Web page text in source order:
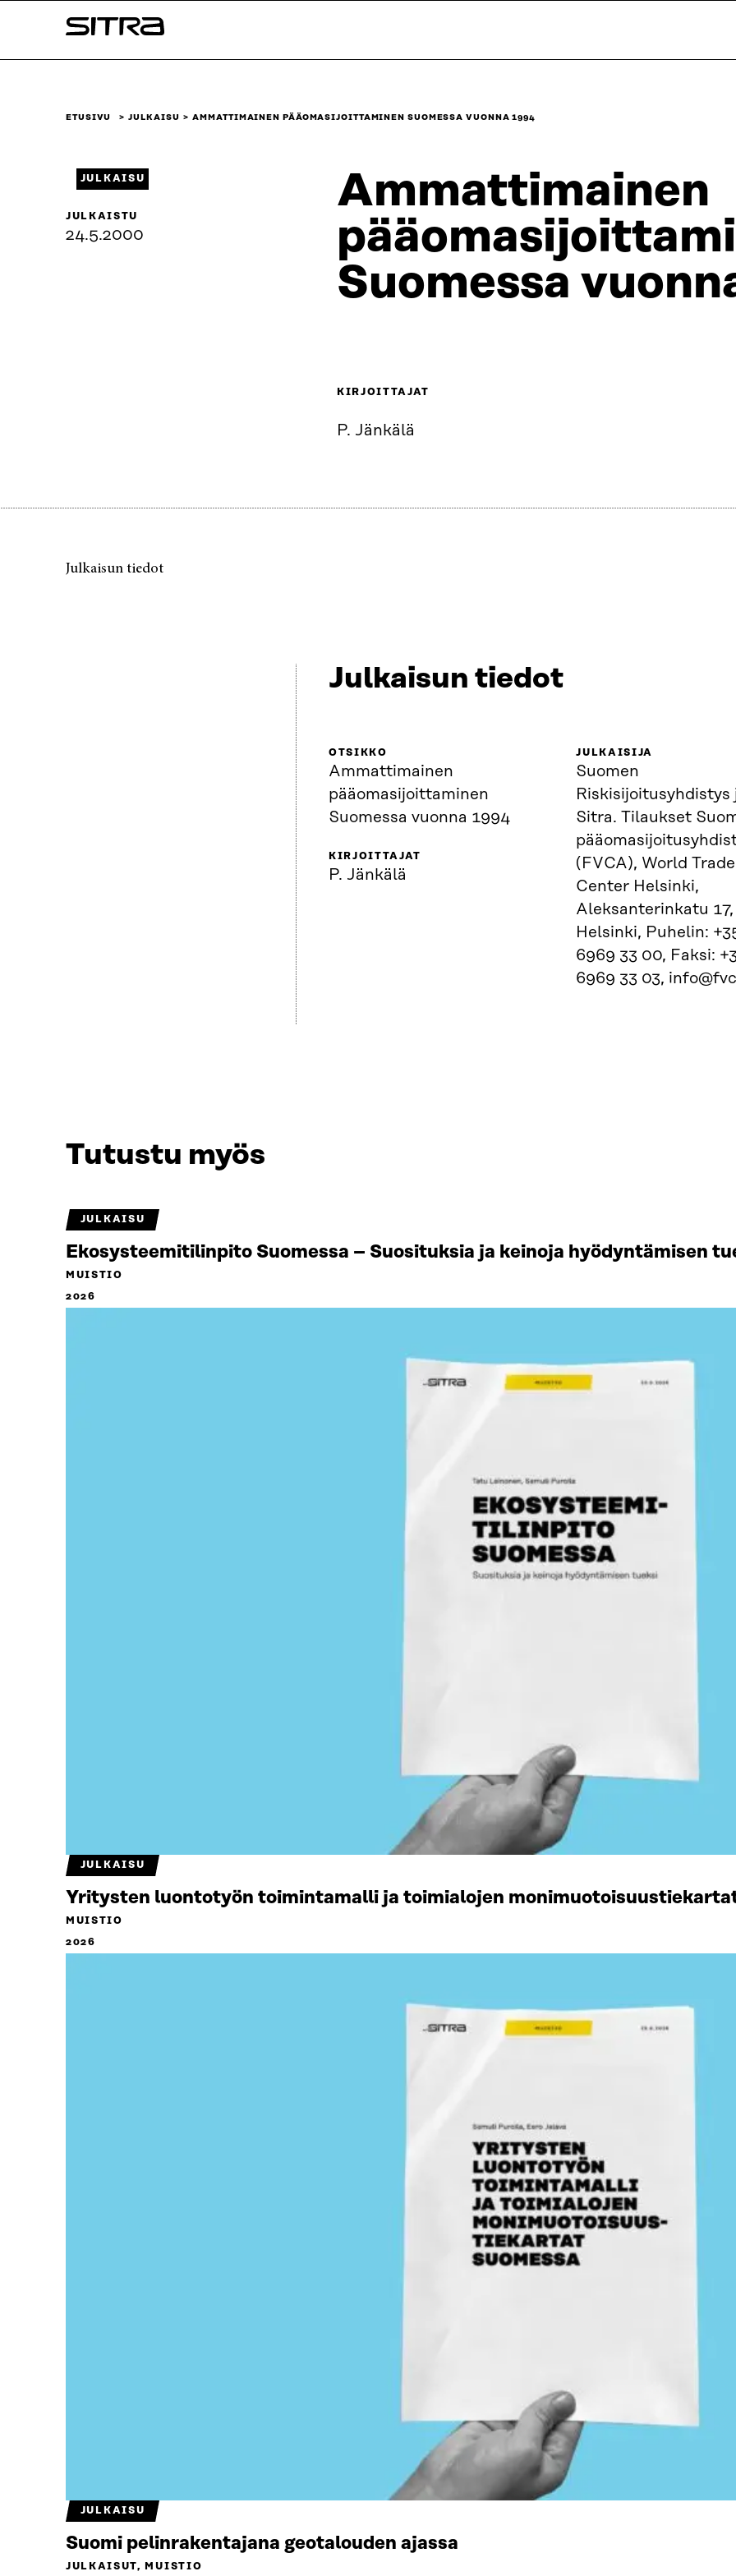
sisältöön
Sitra
ETUSIVU JULKAISU AMMATTIMAINEN PÄÄOMASIJOITTAMINEN SUOMESSA VUONNA 1994
Ammattimainen
Suomessa
JULKAISU
JULKAISTU
24.5.2000
KIRJOITTAJAT
P. Jänkälä
Julkaisun tiedot
Julkaisun tiedot
OTSIKKO
Ammattimainen
pääomasijoittaminen
Suomessa vuonna 1994
KIRJOITTAJAT
P. Jänkälä
JULKAISIJA
Suomen
Riskisijoitusyhdistys
Sitra. Tilaukset
(FVCA), World Trade
Center Helsinki,
Aleksanterinkatu
Helsinki, Puhelin:
6969 33 00, Faksi:
6969 33 03,
Tutustu myös
JULKAISU
Ekosysteemitilinpito Suomessa – Suosituksia ja keinoja hyödyntämisen
MUISTIO
2026
JULKAISU
Yritysten luontotyön toimintamalli ja toimialojen
MUISTIO
2026
JULKAISU
Suomi pelinrakentajana geotalouden ajassa
JULKAISUT, MUISTIO